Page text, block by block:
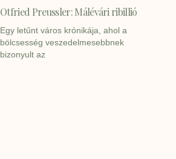
Otfried Preussler: Málévári ribillió
Egy letűnt város krónikája, ahol a
bölcsesség veszedelmesebbnek
bizonyult az